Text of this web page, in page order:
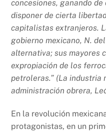
concesiones, ganando
disponer de cierta
capitalistas extranjeros.
gobierno mexicano, N.
alternativa; sus mayores
expropiación de los
petroleras.” (La industria
administración obrera,
En la revolución
protagonistas, en un